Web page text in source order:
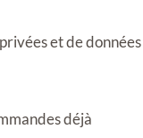
et de données
déjà